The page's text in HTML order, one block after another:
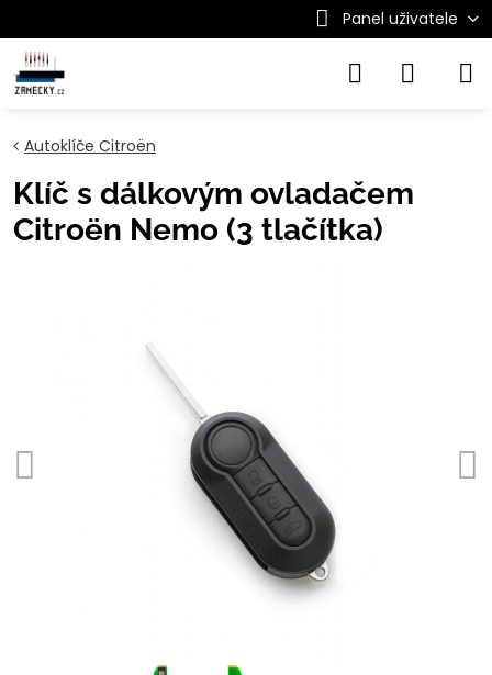
Panel uživatele
Autoklíče Citroën
Klíč s dálkovým ovladačem
Citroën Nemo (3 tlačítka)